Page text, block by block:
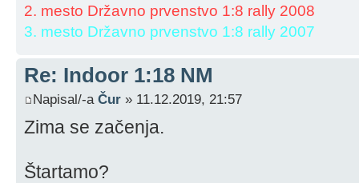
2. mesto Državno prvenstvo 1:8 rally 2008
3. mesto Državno prvenstvo 1:8 rally 2007
Re: Indoor 1:18 NM
Napisal/-a Čur » 11.12.2019, 21:57
Zima se začenja.
Štartamo?